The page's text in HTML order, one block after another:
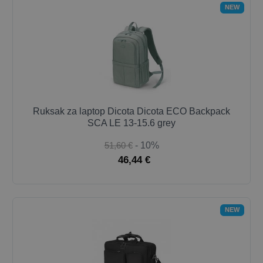
NEW
Ruksak za laptop Dicota Dicota ECO Backpack
SCA LE 13-15.6 grey
51,60 € - 10%
46,44 €
NEW